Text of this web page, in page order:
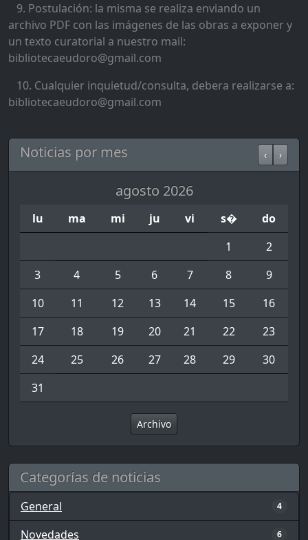
9. Postulación: la misma se realiza enviando un
archivo PDF con las imágenes de las obras a exponer y
un texto curatorial a nuestro mail:
bibliotecaeudoro@gmail.com
10. Cualquier inquietud/consulta, debera realizarse a:
bibliotecaeudoro@gmail.com
Noticias por mes ‹ ›
agosto 2026
lu ma mi ju vi s�
do
1
2
3
4 5 6 7 8
9
10
11 12 13 14 15
16
17
18 19 20 21 22
23
24
25 26 27 28 29
30
31
Archivo
Categorías de noticias
General 4
Novedades 6